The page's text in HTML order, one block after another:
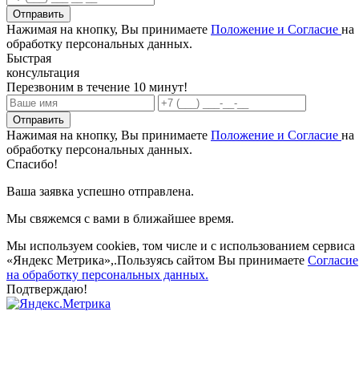
Отправить
Нажимая на кнопку, Вы принимаете Положение и Согласие на
обработку персональных данных.
Быстрая
консультация
Перезвоним в течение 10 минут!
Отправить
Нажимая на кнопку, Вы принимаете Положение и Согласие на
обработку персональных данных.
Спасибо!
Ваша заявка успешно отправлена.
Мы свяжемся с вами в ближайшее время.
Мы используем cookieв, том числе и с использованием сервиса
«Яндекс Метрика»,.Пользуясь сайтом Вы принимаете Согласие
на обработку персональных данных.
Подтверждаю!